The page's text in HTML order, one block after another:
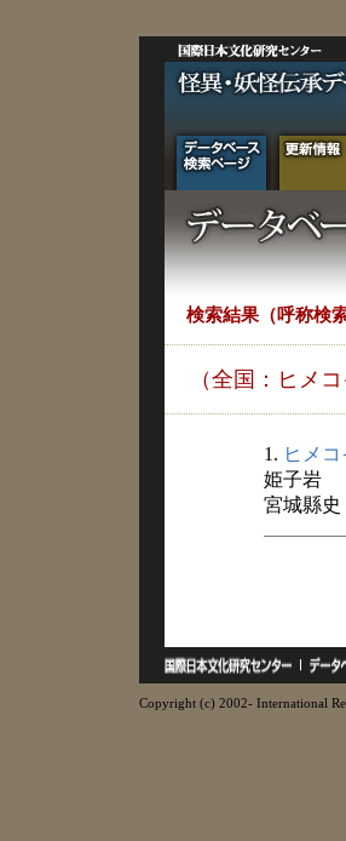
検索結果（呼称検索
（全国：ヒメコ
1. ヒメコ
姫子岩
宮城縣
Copyright (c) 2002- International